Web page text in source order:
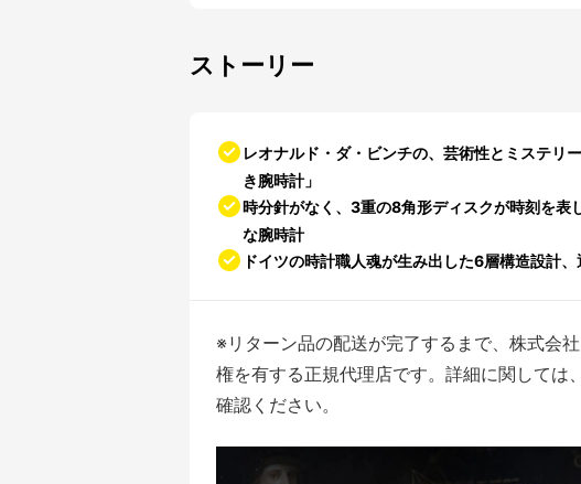
ストーリー
レオナルド・ダ・ビンチの、芸術性とミステリ
き腕時計」
時分針がなく、3重の8角形ディスクが時刻を表
な腕時計
ドイツの時計職人魂が生み出した6層構造設計
※リターン品の配送が完了するまで、株式会
権を有する正規代理店です。詳細に関しては
確認ください。